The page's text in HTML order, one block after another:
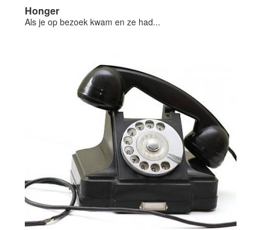
Honger
Als je op bezoek kwam en ze had...